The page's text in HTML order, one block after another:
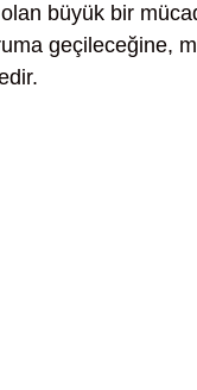
olan büyük bir
geçileceğine,